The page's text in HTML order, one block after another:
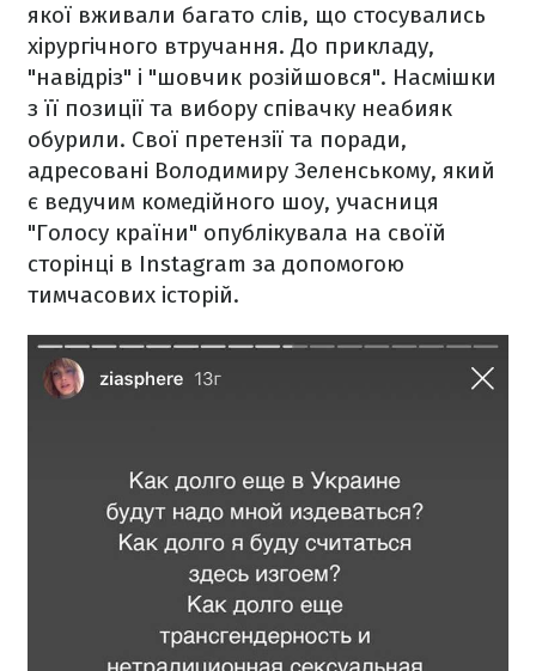
якої вживали багато слів, що стосувались
хірургічного втручання. До прикладу,
"навідріз" і "шовчик розійшовся". Насмішки
з її позиції та вибору співачку неабияк
обурили. Свої претензії та поради,
адресовані Володимиру Зеленському, який
є ведучим комедійного шоу, учасниця
"Голосу країни" опублікувала на своїй
сторінці в Instagram за допомогою
тимчасових історій.